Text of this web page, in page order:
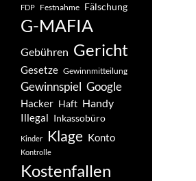
FDP Festnahme Fälschung
G-MAFIA
Gebühren Gericht
Gesetze Gewinnmitteilung
Gewinnspiel Google
Hacker Haft Handy
Illegal Inkassobüro
Kinder Klage Konto
Kontrolle
Kostenfallen